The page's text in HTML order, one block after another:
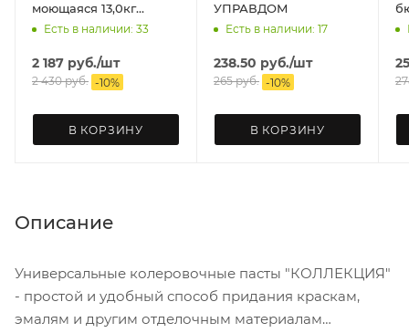
моющаяся 13,0кг
FARBITEX
Есть в наличии: 33
2 187 руб./шт
2 430руб. -10%
В КОРЗИНУ
УПРАВДОМ
Есть в наличии: 17
238.50 руб./шт
265руб. -10%
В КОРЗИНУ
Описание
Универсальные колеровочные пасты "КОЛЛЕКЦИЯ"
- простой и удобный способ придания краскам,
эмалям и другим отделочным материалам